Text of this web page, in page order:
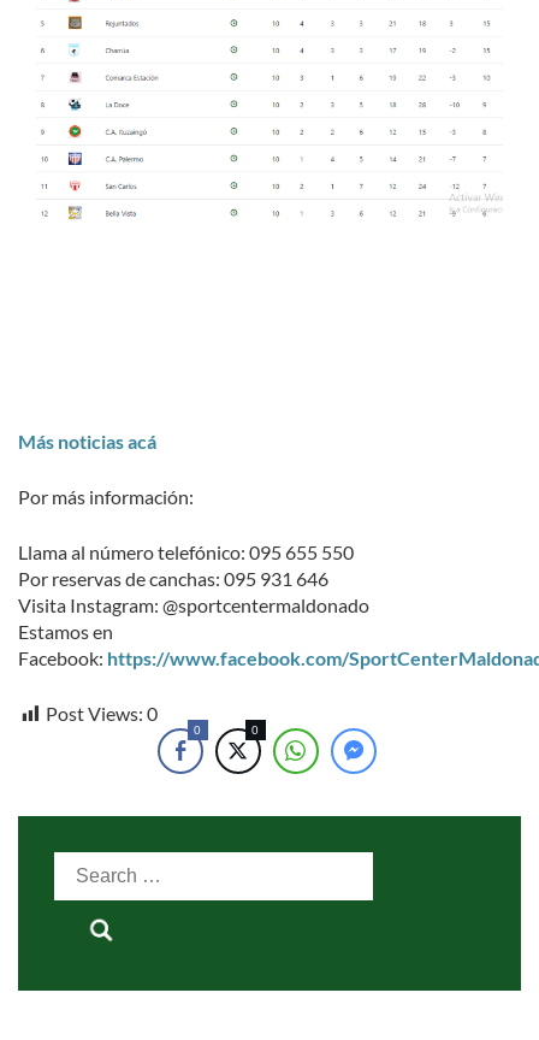
Más noticias acá
Por más información:
Llama al número telefónico: 095 655 550
Por reservas de canchas: 095 931 646
Visita Instagram: @sportcentermaldonado
Estamos en
Facebook: https://www.facebook.com/
Post Views: 0
0 0
Search